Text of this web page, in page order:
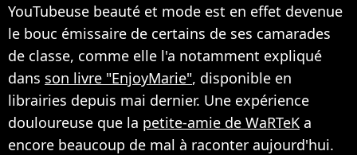
YouTubeuse beauté et mode est en effet devenue
le bouc émissaire de certains de ses camarades
de classe, comme elle l'a notamment expliqué
dans son livre "EnjoyMarie", disponible en
librairies depuis mai dernier. Une expérience
douloureuse que la petite-amie de WaRTeK a
encore beaucoup de mal à raconter aujourd'hui.